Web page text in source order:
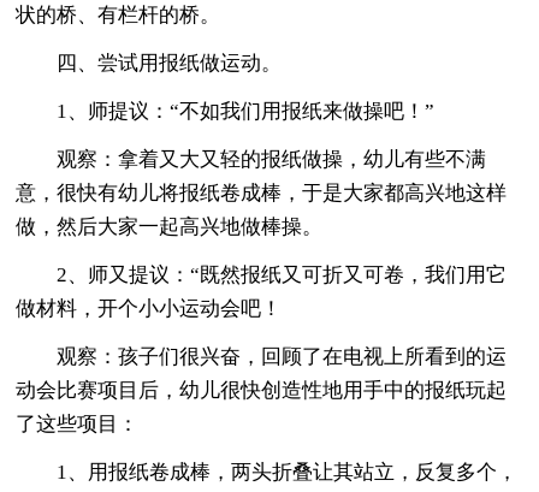
状的桥、有栏杆的桥。
四、尝试用报纸做运动。
1、师提议：“不如我们用报纸来做操吧！”
观察：拿着又大又轻的报纸做操，幼儿有些不满
意，很快有幼儿将报纸卷成棒，于是大家都高兴地这样
做，然后大家一起高兴地做棒操。
2、师又提议：“既然报纸又可折又可卷，我们用它
做材料，开个小小运动会吧！
观察：孩子们很兴奋，回顾了在电视上所看到的运
动会比赛项目后，幼儿很快创造性地用手中的报纸玩起
了这些项目：
1、用报纸卷成棒，两头折叠让其站立，反复多个，